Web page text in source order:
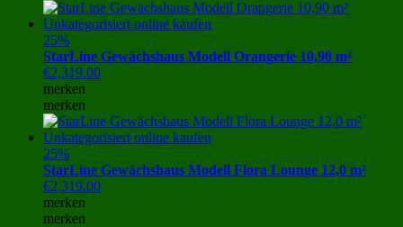
25%
StarLine Gewächshaus Modell Orangerie 10,90 m²
€2,319.00
merken
merken
25%
StarLine Gewächshaus Modell Flora Lounge 12,0 m²
€2,319.00
merken
merken